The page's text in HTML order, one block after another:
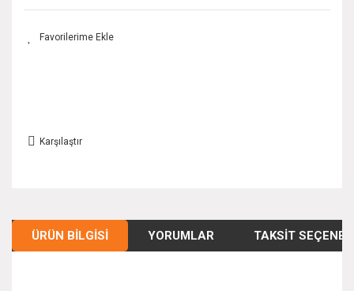
Karşılaştır
ÜRÜN BILGISI YORUMLAR TAKSIT